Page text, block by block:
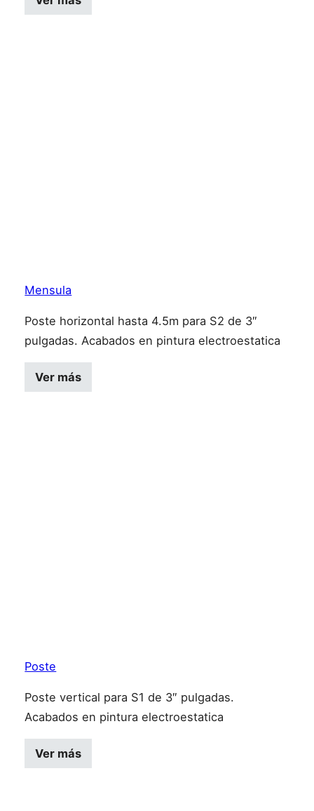
Mensula
Poste horizontal hasta 4.5m para S2 de 3″
pulgadas. Acabados en pintura electroestatica
Ver más
Poste
Poste vertical para S1 de 3″ pulgadas.
Acabados en pintura electroestatica
Ver más